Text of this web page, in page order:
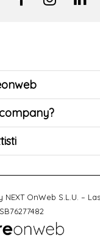
OnWeb S.L.U. –